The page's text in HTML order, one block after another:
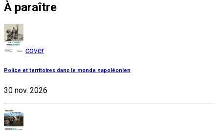
À paraître
cover
Police et territoires dans le monde napoléonien
30 nov. 2026